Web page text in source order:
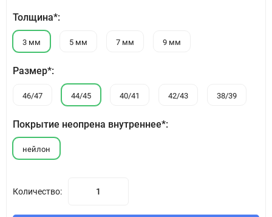
Толщина*:
3 мм 5 мм 7 мм 9 мм
Размер*:
46/47 44/45 40/41 42/43 38/39
Покрытие неопрена внутреннее*:
нейлон
Количество: